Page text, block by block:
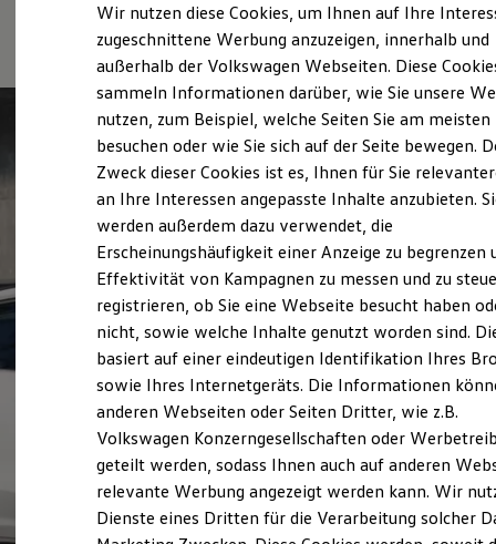
Elektroautos
ID. Tutorials
Elektrofahrzeugkonzepte
Reichweite
Reichweite der ID. Modelle
Reichweite im Winter
Laden
Laden unterwegs
Laden Zuhause
Ladezeitensimulator
Batterie
Sicherheit
Garantie und Lebensdauer
Nachhaltigkeit
Technologie
Kosten und Kauf
Verbrauchskosten
Kaufoptionen
E-Auto-Förderung
Software und Konnektivität
Die ID. Software 6
ID. Software Versionen und Updates
Digitale Extras
Schnittstellen zu Ihrem ID.
(Impressum & Rechtliches)
Wir nutzen diese Cookies, um Ihnen auf Ihre
zugeschnittene Werbung anzuzeigen, innerhalb und
außerhalb der Volkswagen Webseiten. Diese
sammeln Informationen darüber, wie Sie unsere
nutzen, zum Beispiel, welche Seiten Sie am meisten
besuchen oder wie Sie sich auf der Seite bewegen.
Zweck dieser Cookies ist es, Ihnen für Sie
an Ihre Interessen angepasste Inhalte anzubieten.
werden außerdem dazu verwendet, die
Erscheinungshäufigkeit einer Anzeige zu begrenzen
Effektivität von Kampagnen zu messen und zu
registrieren, ob Sie eine Webseite besucht haben
nicht, sowie welche Inhalte genutzt worden sind.
basiert auf einer eindeutigen Identifikation Ihres
sowie Ihres Internetgeräts. Die Informationen
anderen Webseiten oder Seiten Dritter, wie z.B.
Volkswagen Konzerngesellschaften oder
geteilt werden, sodass Ihnen auch auf anderen
relevante Werbung angezeigt werden kann. Wir
Dienste eines Dritten für die Verarbeitung solcher